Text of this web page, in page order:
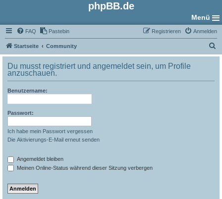
phpBB.de
Menü
FAQ Pastebin Anmelden
Registrieren
Startseite Community
u
Du musst registriert und angemeldet sein, um Profile
anzuschauen.
Benutzername:
Passwort:
Ich habe mein Passwort vergessen
Die Aktivierungs-E-Mail erneut senden
Angemeldet bleiben
Meinen Online-Status während dieser Sitzung verbergen